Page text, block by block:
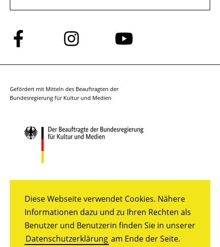
Diese Webseite verwendet Cookies. Nähere
Informationen dazu und zu Ihren Rechten als
Benutzer und Benutzerin finden Sie in unserer
Datenschutzerklärung am Ende der Seite.
Folge
uns
auf
Folge
uns
auf
Folge
auf
Gefördert mit Mitteln des Beauftragten der
Bundesregierung für Kultur und Medien